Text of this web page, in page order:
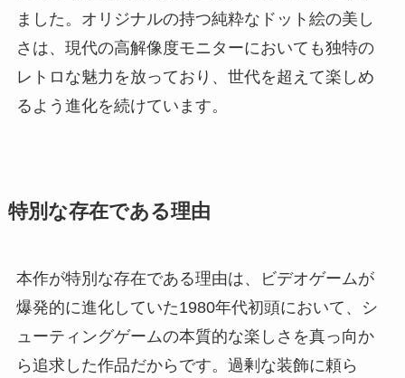
ました。オリジナルの持つ純粋なドット絵の美し
さは、現代の高解像度モニターにおいても独特の
レトロな魅力を放っており、世代を超えて楽しめ
るよう進化を続けています。
特別な存在である理由
本作が特別な存在である理由は、ビデオゲームが
爆発的に進化していた1980年代初頭において、シ
ューティングゲームの本質的な楽しさを真っ向か
ら追求した作品だからです。過剰な装飾に頼ら